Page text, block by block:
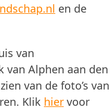
en de
van
van Alphen aan den
van de foto’s van
Klik hier voor